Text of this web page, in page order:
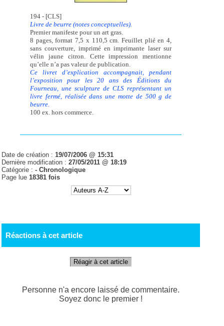
194 - [CLS]
Livre de beurre (notes conceptuelles).
Premier manifeste pour un art gras.
8 pages, format 7,5 x 110,5 cm. Feuillet plié en 4,
sans couverture, imprimé en imprimante laser sur
vélin jaune citron. Cette impression mentionne
qu’elle n’a pas valeur de publication.
Ce livret d’explication accompagnait, pendant
l’exposition pour les 20 ans des Éditions du
Fourneau, une sculpture de CLS représentant un
livre fermé, réalisée dans une motte de 500 g de
beurre.
100 ex. hors commerce.
Date de création : 19/07/2006 @ 15:31
Dernière modification :27/05/2011 @ 18:19
Catégorie :-Chronologique
Page lue 18381 fois
Réactions à cet article
Réagir à cet article
Personne n'a encore laissé de commentaire.
Soyez donc le premier !